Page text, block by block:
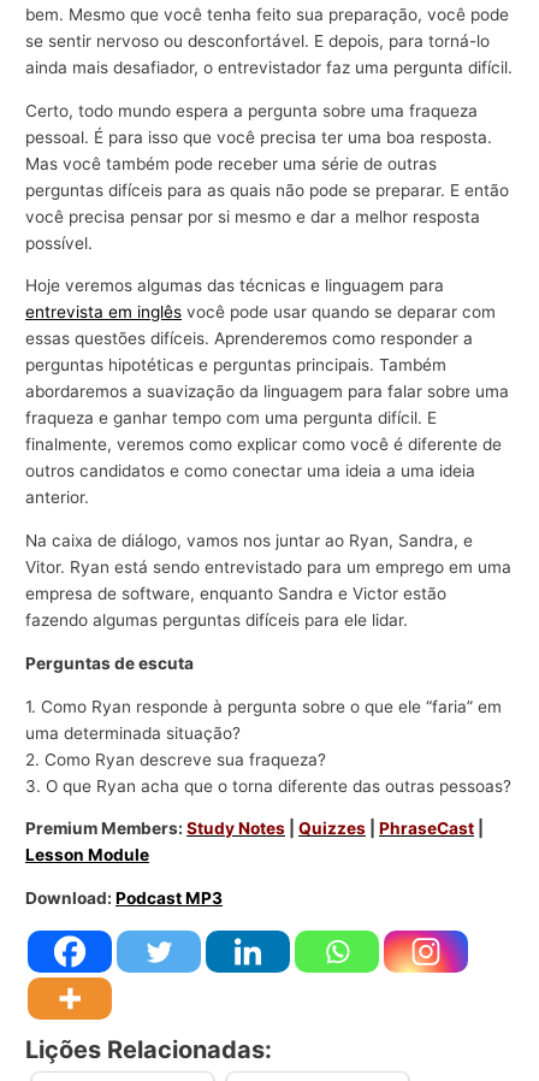
bem. Mesmo que você tenha feito sua preparação, você pode
se sentir nervoso ou desconfortável. E depois, para torná-lo
ainda mais desafiador, o entrevistador faz uma pergunta difícil.
Certo, todo mundo espera a pergunta sobre uma fraqueza
pessoal. É para isso que você precisa ter uma boa resposta.
Mas você também pode receber uma série de outras
perguntas difíceis para as quais não pode se preparar. E então
você precisa pensar por si mesmo e dar a melhor resposta
possível.
Hoje veremos algumas das técnicas e linguagem para
entrevista em inglês você pode usar quando se deparar com
essas questões difíceis. Aprenderemos como responder a
perguntas hipotéticas e perguntas principais. Também
abordaremos a suavização da linguagem para falar sobre uma
fraqueza e ganhar tempo com uma pergunta difícil. E
finalmente, veremos como explicar como você é diferente de
outros candidatos e como conectar uma ideia a uma ideia
anterior.
Na caixa de diálogo, vamos nos juntar ao Ryan, Sandra, e
Vitor. Ryan está sendo entrevistado para um emprego em uma
empresa de software, enquanto Sandra e Victor estão
fazendo algumas perguntas difíceis para ele lidar.
Perguntas de escuta
1. Como Ryan responde à pergunta sobre o que ele “faria” em
uma determinada situação?
2. Como Ryan descreve sua fraqueza?
3. O que Ryan acha que o torna diferente das outras pessoas?
Premium Members:Study Notes |Quizzes |PhraseCast
Lesson Module
Download:Podcast MP3
Lições Relacionadas: